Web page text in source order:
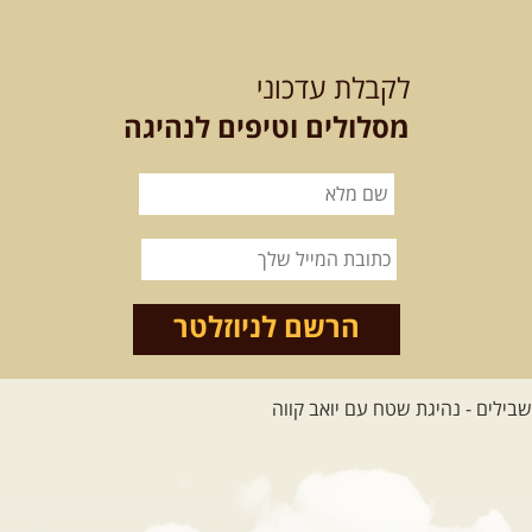
למגוון רכבי שטח
בחרנו לילה מיוחד לטיול מיוחד!
השמיים יהיו נקיים, הכוכבים ...
שישי- מעיינות
ואתגרים בצפון הרמה
מסלול חדש בצפון רמת הגולן בהובלת
מדריך תושב האזור. המסלול ...
לקבלת עדכוני
מסלולים וטיפים לנהיגה
הרשם לניוזלטר